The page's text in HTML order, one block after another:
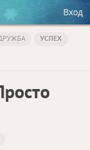
Вход
УСПЕХ